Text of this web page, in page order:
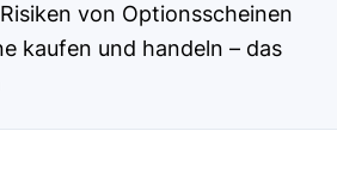
von Optionsscheinen
kaufen und handeln – das